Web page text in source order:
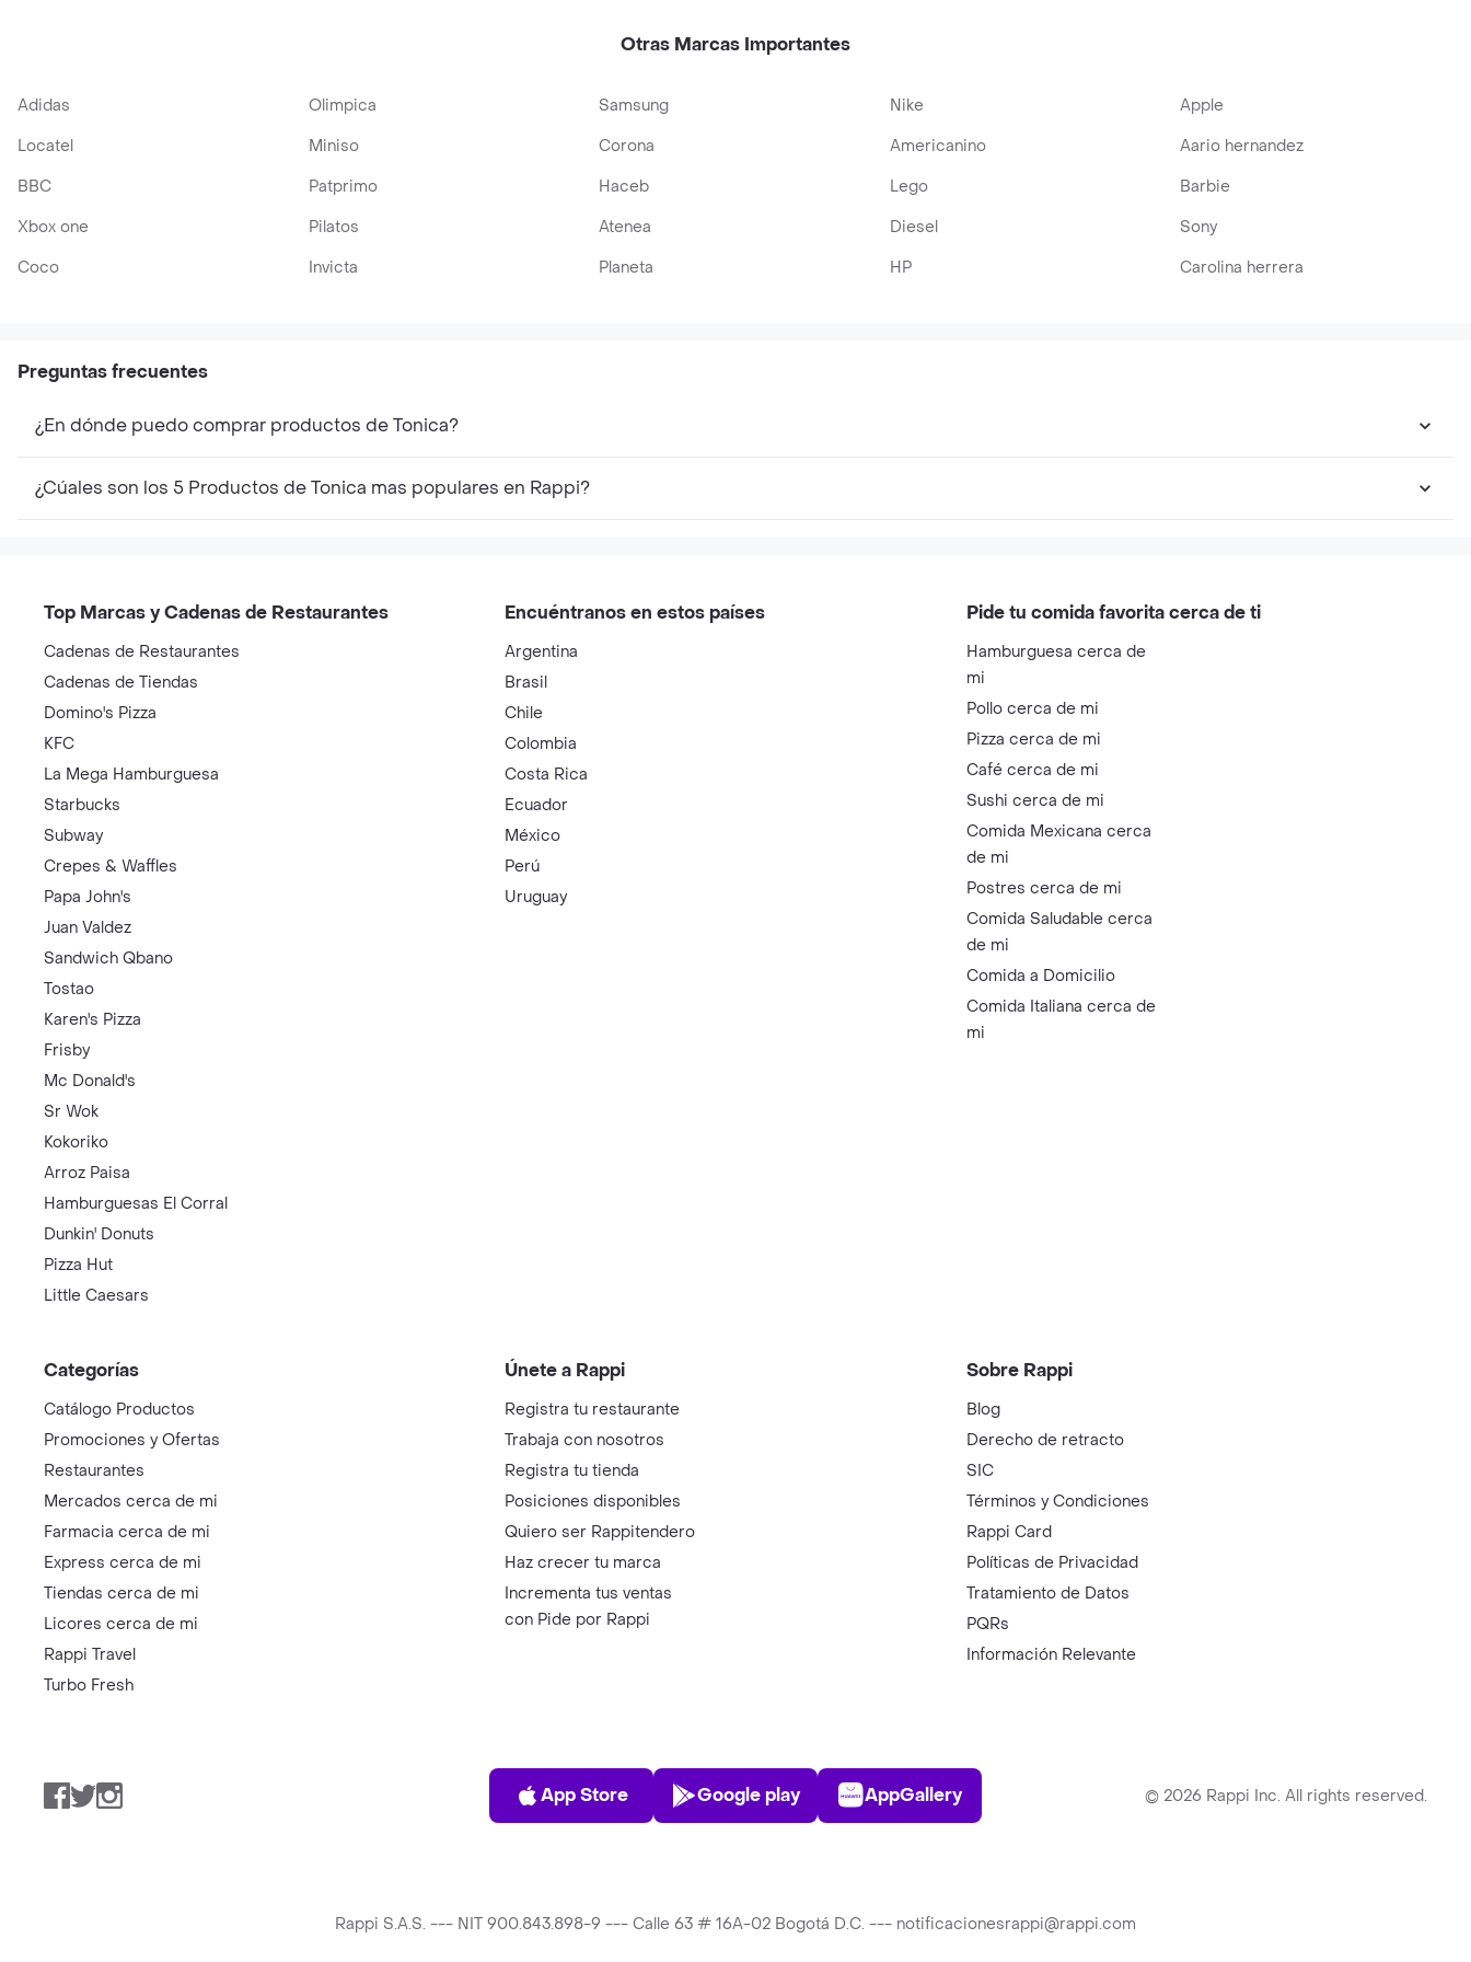
Otras Marcas Importantes
Adidas Olimpica Samsung Nike
Apple
Locatel
Miniso Corona Americanino
Aario hernandez
BBC
Patprimo Haceb Lego
Barbie
Xbox one
Pilatos Atenea Diesel
Sony
Coco
Invicta Planeta HP Carolina herrera
Preguntas frecuentes
¿En dónde puedo comprar productos de Tonica?
¿Cúales son los 5 Productos de Tonica mas populares en Rappi?
Top Marcas y Cadenas de Restaurantes
Cadenas de Restaurantes
Cadenas de Tiendas
Domino's Pizza
KFC
La Mega Hamburguesa
Starbucks
Subway
Crepes & Waffles
Papa John's
Juan Valdez
Sandwich Qbano
Tostao
Karen's Pizza
Frisby
Mc Donald's
Sr Wok
Kokoriko
Arroz Paisa
Hamburguesas El Corral
Dunkin' Donuts
Pizza Hut
Little Caesars
Encuéntranos en estos países
Argentina
Brasil
Chile
Colombia
Costa Rica
Ecuador
México
Perú
Uruguay
Pide tu comida favorita cerca de ti
Hamburguesa cerca de
mi
Pollo cerca de mi
Pizza cerca de mi
Café cerca de mi
Sushi cerca de mi
Comida Mexicana cerca
de mi
Postres cerca de mi
Comida Saludable cerca
de mi
Comida a Domicilio
Comida Italiana cerca de
mi
Categorías
Catálogo Productos
Promociones y Ofertas
Restaurantes
Mercados cerca de mi
Farmacia cerca de mi
Express cerca de mi
Tiendas cerca de mi
Licores cerca de mi
Rappi Travel
Turbo Fresh
Únete a Rappi
Registra tu restaurante
Trabaja con nosotros
Registra tu tienda
Posiciones disponibles
Quiero ser Rappitendero
Haz crecer tu marca
Incrementa tus ventas
con Pide por Rappi
Sobre Rappi
Blog
Derecho de retracto
SIC
Términos y Condiciones
Rappi Card
Políticas de Privacidad
Tratamiento de Datos
PQRs
Información Relevante
Facebook
TwitterInstagram
App Store
App Store
Play Store
Google play
AppGallery
AppGallery © 2026 Rappi Inc. All rights reserved.
Rappi S.A.S. --- NIT 900.843.898-9 --- Calle 63 # 16A-02 Bogotá D.C. --- notificacionesrappi@rappi.com